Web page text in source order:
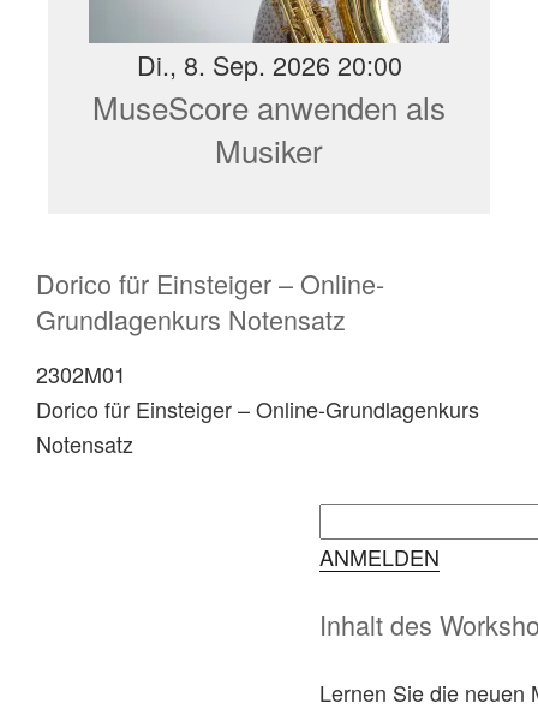
Di., 8. Sep. 2026 20:00
MuseScore anwenden als
Musiker
Dorico für Einsteiger – Online-
Grundlagenkurs Notensatz
2302M01
Dorico für Einsteiger – Online-Grundlagenkurs
Notensatz
ANMELDEN
Inhalt des
Lernen Sie die neuen